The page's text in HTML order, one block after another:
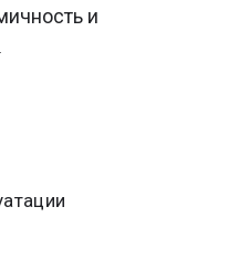
и